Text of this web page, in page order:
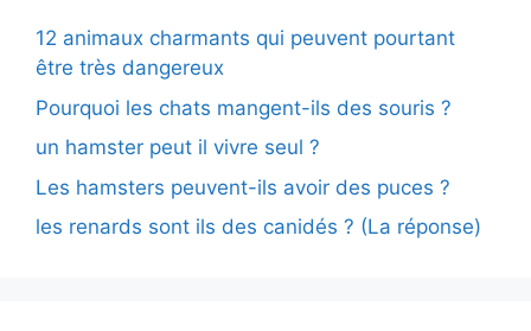
12 animaux charmants qui peuvent pourtant
être très dangereux
Pourquoi les chats mangent-ils des souris ?
un hamster peut il vivre seul ?
Les hamsters peuvent-ils avoir des puces ?
les renards sont ils des canidés ? (La réponse)